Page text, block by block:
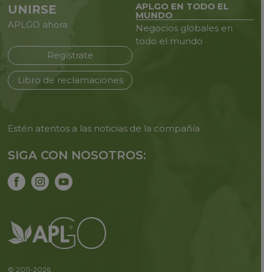
UNIRSE
APLGO ahora
Regístrate
Libro de reclamaciones
APLGO EN TODO EL
MUNDO
Negocios globales en
todo el mundo
Estén atentos a las noticias de la compañía
SIGA CON NOSOTROS:
© 2011-2026